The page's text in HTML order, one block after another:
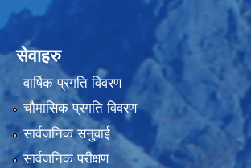
सेवाहरु
वार्षिक प्रगति विवरण
चौमासिक प्रगति विवरण
सार्वजनिक सनुवाई
सार्वजनिक परीक्षण